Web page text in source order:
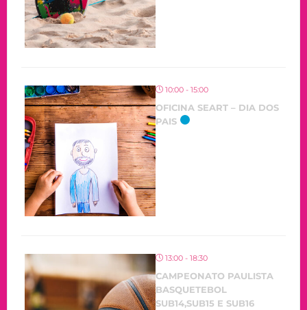
10:00 - 15:00
OFICINA SEART – DIA DOS
PAIS
13:00 - 18:30
CAMPEONATO PAULISTA
BASQUETEBOL
SUB14,SUB15 E SUB16